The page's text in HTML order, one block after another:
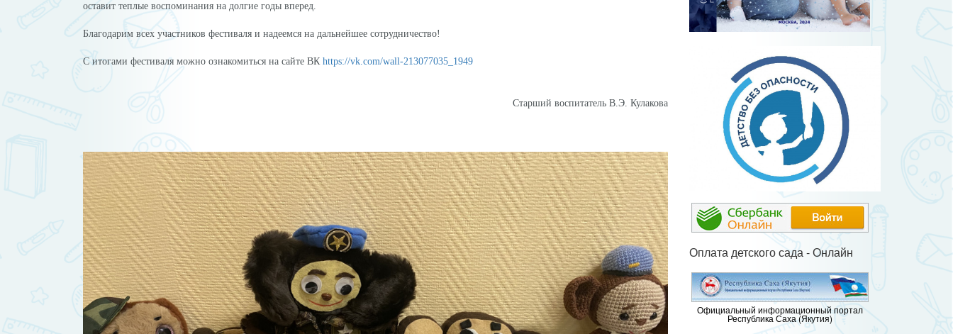
оставит теплые воспоминания на долгие годы вперед.
Благодарим всех участников фестиваля и надеемся на дальнейшее сотрудничество!
C итогами фестиваля можно ознакомиться на сайте ВК https://vk.com/wall-213077035_1949
Старший воспитатель В.Э. Кулакова
Оплата детского сада - Онлайн
Официальный информационный портал
Республика Саха (Якутия)